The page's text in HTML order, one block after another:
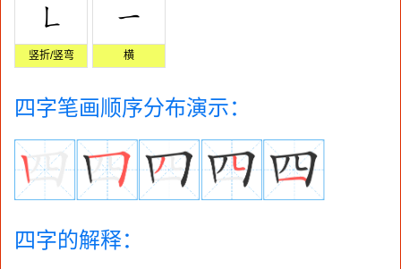
竖折/竖弯 横
四字笔画顺序分布演示：
四字的解释：